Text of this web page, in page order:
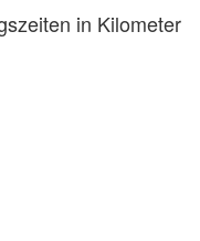
in Kilometer